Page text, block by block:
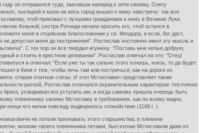
он отправился туда, заехавши наперед к зятю своему, Олегу
тысяцкий и мало не весь город вышел к нему навстречу: так все
чтоб приезжал с лучшими гражданами к нему в Великие Луки,
больной; сестра Рогнеда начала просить его, чтоб остался в
меня в отцовском благословении у св. Феодора, а если, бог даст,
допустил меня до пострижения". Ростислав постоянно имел эту мысль и
С тех пор он все твердил игумену: "Поставь мне келью добрую,
и стоять в крестном целовании". Ростислав отвечал на это: "Отец!
и отвечал: "Если уже ты так сильно этого хочешь, князь, то да будет
в Киев с тем, чтобы лечь там или постричься, как на дороге из
отирая платком слезы. И этот Мстиславич представляет также
ратной, Ростислав отличался охранительным характером: постоянно
уговаривал его уступить им; и когда самому пришла очередь быть
племяннику своему Мстиславу в требованиях, как по всему видно,
его жизни повсюду водворилось спокойствие (1168 г. ).
не хотели признавать этого старшинства; в племени
моложе своего племянника летами, был изгнан Мстиславом даже из